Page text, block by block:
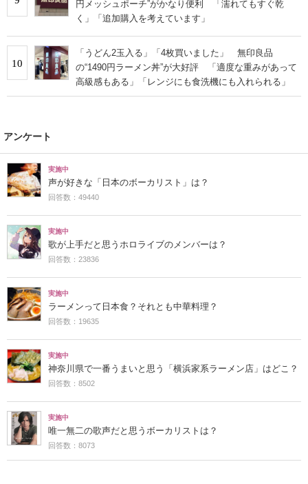
円メッシュポーチ”がかなり便利 「濡れてもすぐ乾
く」「追加購入を考えています」
10
「うどん2玉入る」「4枚買いました」 無印良品
の“1490円ラーメン丼”が大好評 「適度な重みがあって
高級感もある」「レンジにも食洗機にも入れられる」
アンケート
実施中
声が好きな「日本のボーカリスト」は？
回答数：49440
実施中
歌が上手だと思うホロライブのメンバーは？
回答数：23836
実施中
ラーメンって日本食？それとも中華料理？
回答数：19635
実施中
神奈川県で一番うまいと思う「横浜家系ラーメン店」はどこ？
回答数：8502
実施中
唯一無二の歌声だと思うボーカリストは？
回答数：8073